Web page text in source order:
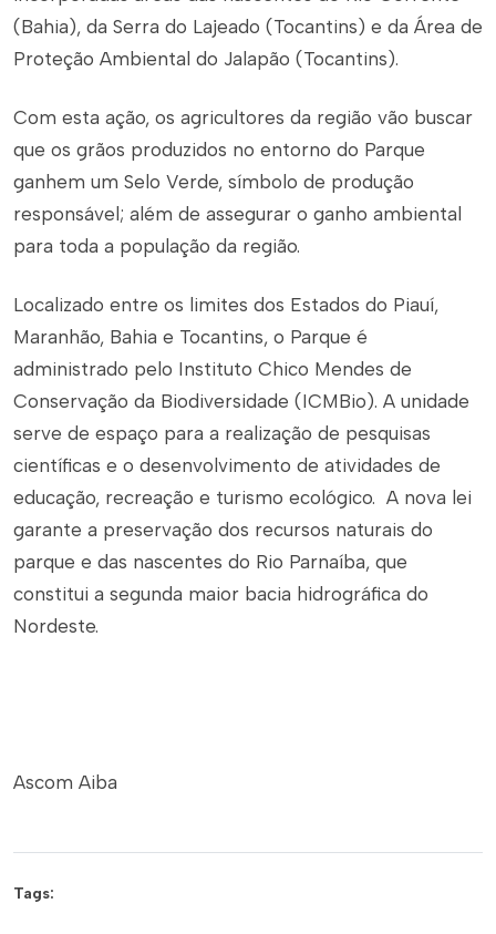
(Bahia), da Serra do Lajeado (Tocantins) e da Área de
Proteção Ambiental do Jalapão (Tocantins).
Com esta ação, os agricultores da região vão buscar
que os grãos produzidos no entorno do Parque
ganhem um Selo Verde, símbolo de produção
responsável; além de assegurar o ganho ambiental
para toda a população da região.
Localizado entre os limites dos Estados do Piauí,
Maranhão, Bahia e Tocantins, o Parque é
administrado pelo Instituto Chico Mendes de
Conservação da Biodiversidade (ICMBio). A unidade
serve de espaço para a realização de pesquisas
científicas e o desenvolvimento de atividades de
educação, recreação e turismo ecológico. A nova lei
garante a preservação dos recursos naturais do
parque e das nascentes do Rio Parnaíba, que
constitui a segunda maior bacia hidrográfica do
Nordeste.
Ascom Aiba
Tags: